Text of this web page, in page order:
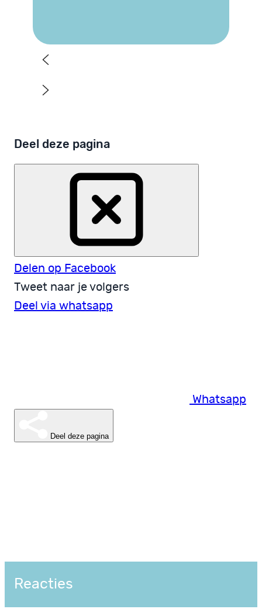
Deel deze pagina
Delen op Facebook
Tweet naar je volgers
Deel via whatsapp
Whatsapp
Deel deze pagina
Reacties